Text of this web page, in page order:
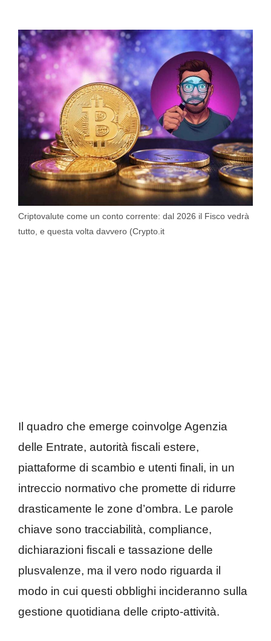
Criptovalute come un conto corrente: dal 2026 il Fisco vedrà
tutto, e questa volta davvero (Crypto.it
Il quadro che emerge coinvolge Agenzia
delle Entrate, autorità fiscali estere,
piattaforme di scambio e utenti finali, in un
intreccio normativo che promette di ridurre
drasticamente le zone d’ombra. Le parole
chiave sono tracciabilità, compliance,
dichiarazioni fiscali e tassazione delle
plusvalenze, ma il vero nodo riguarda il
modo in cui questi obblighi incideranno sulla
gestione quotidiana delle cripto-attività.